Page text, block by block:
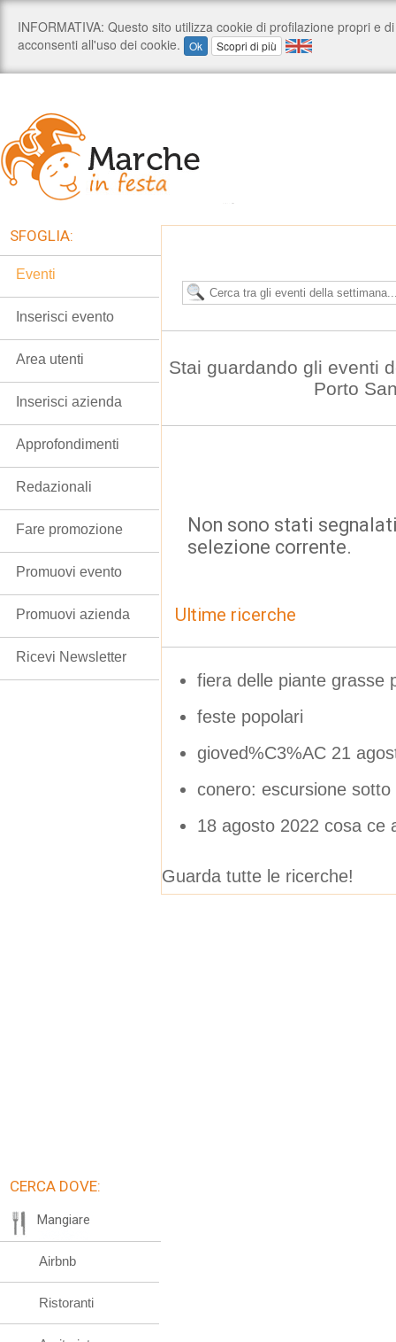
Stai guardando gli eventi
Porto
Non sono stati
selezione corrente.
Ultime ricerche
fiera delle piante grasse
feste popolari
gioved%C3%AC 21
conero: escursione
18 agosto 2022 cosa ce
Guarda tutte le ricerche!
SFOGLIA:
Eventi
Inserisci evento
Area utenti
Inserisci azienda
Approfondimenti
Redazionali
Fare promozione
Promuovi evento
Promuovi azienda
Ricevi Newsletter
CERCA DOVE:
Mangiare
Airbnb
Ristoranti